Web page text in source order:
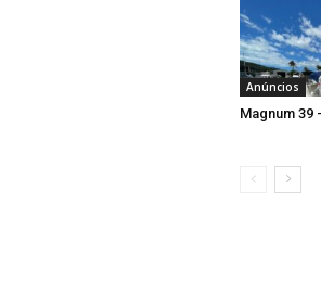
Anúncios
Magnum 39